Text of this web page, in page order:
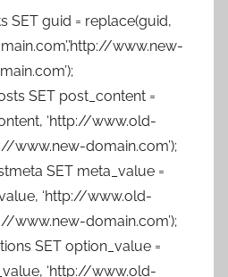
SET guid = replace(guid,
www.new-
SET post_content =
‘http://www.old-
www.new-domain.com’);
SET meta_value =
‘http://www.old-
www.new-domain.com’);
SET option_value =
‘http://www.old-